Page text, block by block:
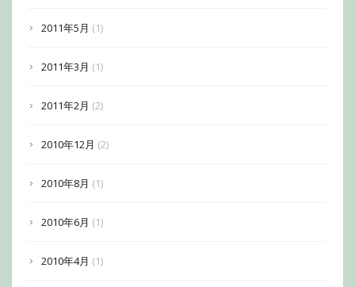
2011年5月 (1)
2011年3月 (1)
2011年2月 (2)
2010年12月 (2)
2010年8月 (1)
2010年6月 (1)
2010年4月 (1)